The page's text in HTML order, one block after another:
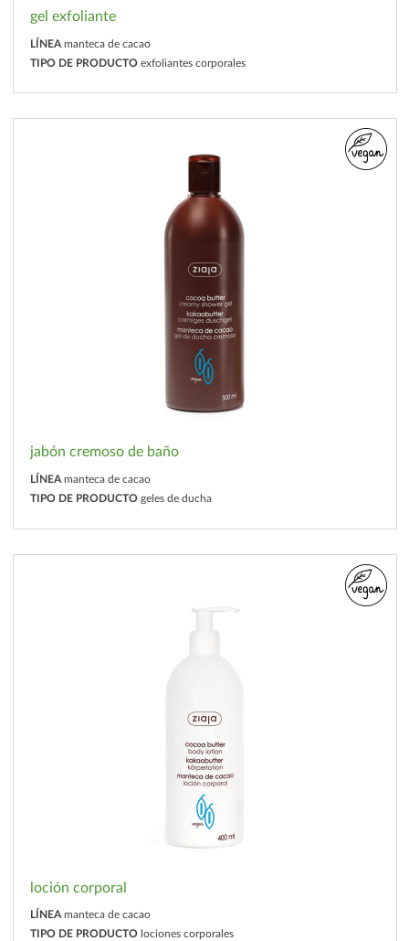
gel exfoliante
LÍNEA manteca de cacao
TIPO DE PRODUCTO exfoliantes corporales
jabón cremoso de baño
LÍNEA manteca de cacao
TIPO DE PRODUCTO geles de ducha
loción corporal
LÍNEA manteca de cacao
TIPO DE PRODUCTO lociones corporales